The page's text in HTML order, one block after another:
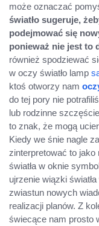
może oznaczać
światło sugeruje,
podejmować się
ponieważ nie jest to
również spodziewać
w oczy światło lamp
ktoś otworzy nam
do tej pory nie
lub rodzinne
to znak, że mogą
Kiedy we śnie nagle
zinterpretować to
światła w oknie
ujrzenie wiązki
zwiastun nowych
realizacji planów. Z
świecące nam prosto